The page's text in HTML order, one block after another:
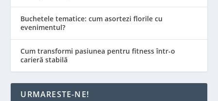
Buchetele tematice: cum asortezi florile cu
evenimentul?
Cum transformi pasiunea pentru fitness într-o
carieră stabilă
URMARESTE-NE!